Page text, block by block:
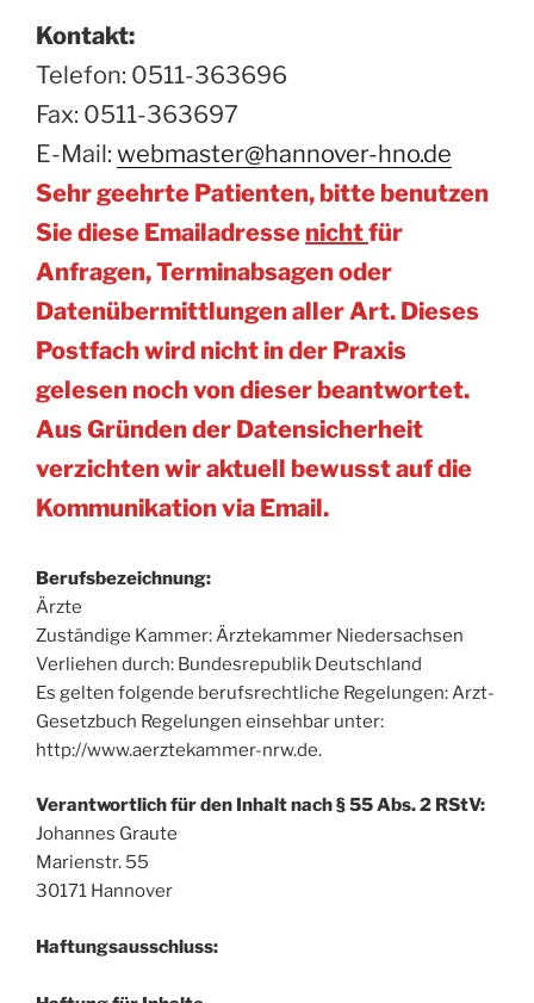
Kontakt:
Telefon: 0511-363696
Fax: 0511-363697
E-Mail: webmaster@hannover-hno.de
Sehr geehrte Patienten, bitte benutzen
Sie diese Emailadresse nichtfür
Anfragen, Terminabsagen oder
Datenübermittlungen aller Art. Dieses
Postfach wird nicht in der Praxis
gelesen noch von dieser beantwortet.
Aus Gründen der Datensicherheit
verzichten wir aktuell bewusst auf die
Kommunikation via Email.
Berufsbezeichnung:
Ärzte
Zuständige Kammer: Ärztekammer Niedersachsen
Verliehen durch: Bundesrepublik Deutschland
Es gelten folgende berufsrechtliche Regelungen: Arzt-
Gesetzbuch Regelungen einsehbar unter:
http://www.aerztekammer-nrw.de.
Verantwortlich für den Inhalt nach § 55 Abs. 2 RStV:
Johannes Graute
Marienstr. 55
30171 Hannover
Haftungsausschluss: